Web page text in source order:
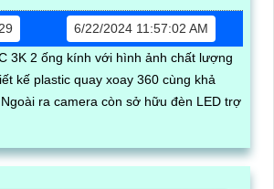
6/22/2024 11:57:02 AM
3K 2 ống kính với hình ảnh chất lượng
kế plastic quay xoay 360 cùng khả